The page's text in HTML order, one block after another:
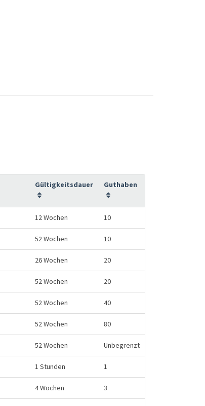
Gültigkeitsdauer Guthaben
12 Wochen 10
52 Wochen 10
26 Wochen 20
52 Wochen 20
52 Wochen 40
52 Wochen 80
52 Wochen Unbegrenzt
1 Stunden 1
4 Wochen 3